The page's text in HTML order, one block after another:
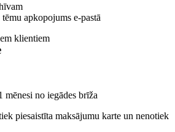
apkopojums e-pastā
klientiem
mēnesi no iegādes brīža
piesaistīta maksājumu karte un nenotiek